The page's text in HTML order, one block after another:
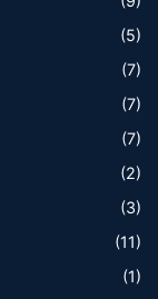
(5)
(7)
(7)
(7)
(2)
(3)
(11)
(1)